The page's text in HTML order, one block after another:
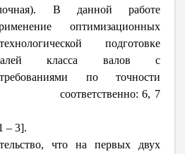
В данной работе
оптимизационных
подготовке
класса валов с
по точности
соответственно: 6, 7
– 3].
что на первых двух